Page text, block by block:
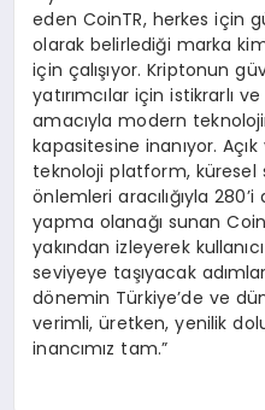
eden CoinTR, herkes için
olarak belirlediği marka
için çalışıyor. Kriptonun
yatırımcılar için istikrarlı
amacıyla modern
kapasitesine inanıyor.
teknoloji platform,
önlemleri aracılığıyla
yapma olanağı sunan
yakından izleyerek
seviyeye taşıyacak
dönemin Türkiye’de ve
verimli, üretken, yenilik
inancımız tam.”